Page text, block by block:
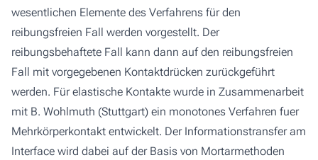
wesentlichen Elemente des Verfahrens für den
reibungsfreien Fall werden vorgestellt. Der
reibungsbehaftete Fall kann dann auf den reibungsfreien
Fall mit vorgegebenen Kontaktdrücken zurückgeführt
werden. Für elastische Kontakte wurde in Zusammenarbeit
mit B. Wohlmuth (Stuttgart) ein monotones Verfahren fuer
Mehrkörperkontakt entwickelt. Der Informationstransfer am
Interface wird dabei auf der Basis von Mortarmethoden